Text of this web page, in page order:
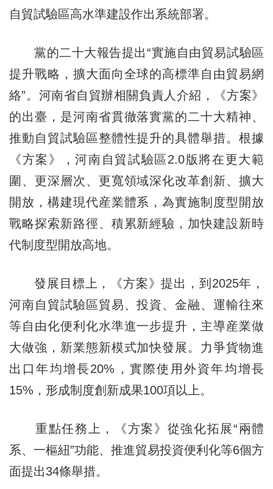
自貿試驗區高水準建設作出系統部署。
黨的二十大報告提出“實施自由貿易試驗區
提升戰略，擴大面向全球的高標準自由貿易網
絡”。河南省自貿辦相關負責人介紹，《方案》
的出臺，是河南省貫徹落實黨的二十大精神、
推動自貿試驗區整體性提升的具體舉措。根據
《方案》，河南自貿試驗區2.0版將在更大範
圍、更深層次、更寬領域深化改革創新、擴大
開放，構建現代産業體系，為實施制度型開放
戰略探索新路徑、積累新經驗，加快建設新時
代制度型開放高地。
發展目標上，《方案》提出，到2025年，
河南自貿試驗區貿易、投資、金融、運輸往來
等自由化便利化水準進一步提升，主導産業做
大做強，新業態新模式加快發展。力爭貨物進
出口年均增長20%，實際使用外資年均增長
15%，形成制度創新成果100項以上。
重點任務上，《方案》從強化拓展“兩體
系、一樞紐”功能、推進貿易投資便利化等6個方
面提出34條舉措。